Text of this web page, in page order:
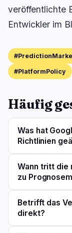
veröffentlichte
Entwickler im
#PlatformPolicy
Häufig
Was hat
Richtlinien
Wann tritt die
zu
Betrifft das
direkt?